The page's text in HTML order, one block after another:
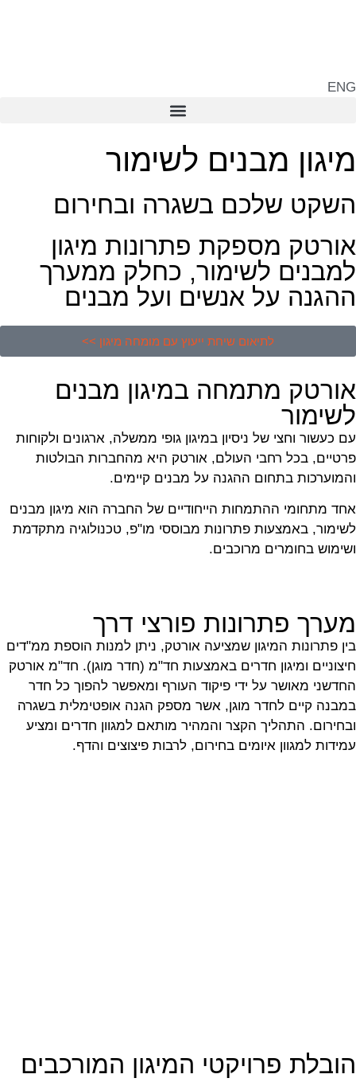
ENG
מיגון מבנים לשימור
השקט שלכם בשגרה ובחירום
אורטק מספקת פתרונות מיגון
למבנים לשימור, כחלק ממערך
ההגנה על אנשים ועל מבנים
לתיאום שיחת ייעוץ עם מומחה מיגון >>
אורטק מתמחה במיגון מבנים
לשימור
עם כעשור וחצי של ניסיון במיגון גופי ממשלה, ארגונים ולקוחות
פרטיים, בכל רחבי העולם, אורטק היא מהחברות הבולטות
והמוערכות בתחום ההגנה על מבנים קיימים.
אחד מתחומי ההתמחות הייחודיים של החברה הוא מיגון מבנים
לשימור, באמצעות פתרונות מבוססי מו"פ, טכנולוגיה מתקדמת
ושימוש בחומרים מרוכבים.
מערך פתרונות פורצי דרך
בין פתרונות המיגון שמציעה אורטק, ניתן למנות הוספת ממ"דים
חיצוניים ומיגון חדרים באמצעות חד"מ (חדר מוגן). חד"מ אורטק
החדשני מאושר על ידי פיקוד העורף ומאפשר להפוך כל חדר
במבנה קיים לחדר מוגן, אשר מספק הגנה אופטימלית בשגרה
ובחירום. התהליך הקצר והמהיר מותאם למגוון חדרים ומציע
עמידות למגוון איומים בחירום, לרבות פיצוצים והדף.
הובלת פרויקטי המיגון המורכבים